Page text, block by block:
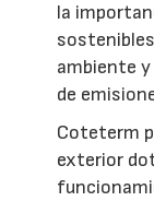
la
ambiente
de
Coteterm
exterior